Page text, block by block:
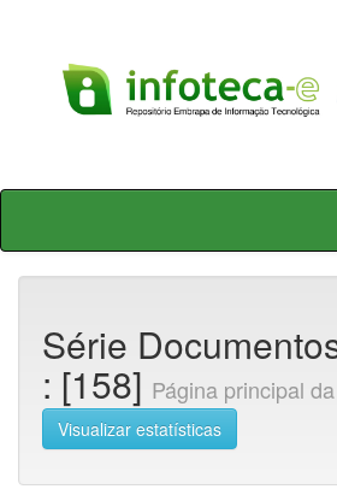
Skip
Série
: [158] Página principal
Visualizar estatísticas